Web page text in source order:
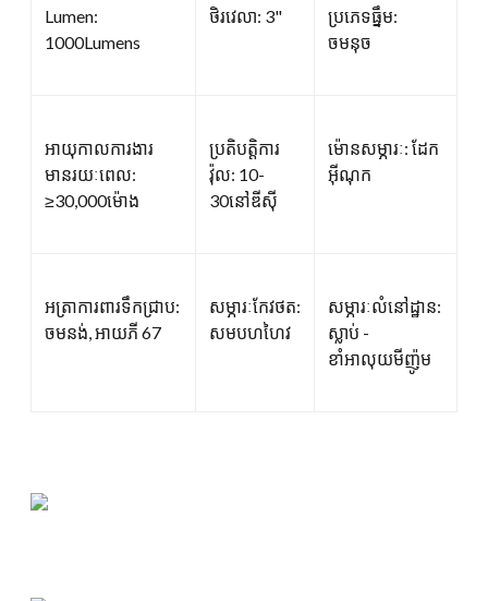
Lumen:
1000Lumens
ថិរវេលា: 3"
ប្រភេទធ្នឹម:
ចមនុច
អាយុកាលការងារ
មានរយៈពេល:
≥30,000ម៉ោង
ប្រតិបត្ដិការ
វ៉ុល: 10-
30នៅឌីស៊ី
ម៉ោនសម្ភារៈ: ដែក
អ៊ីណុក
អត្រាការពារទឹកជ្រាប:
ចមនង់, អាយភី 67
សម្ភារៈកែវថត:
សមបហហៃវ
សម្ភារៈលំនៅដ្ឋាន:
ស្លាប់ -
ខាំអាលុយមីញ៉ូម